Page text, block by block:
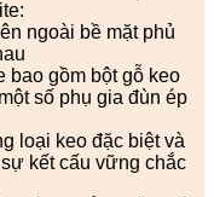
ngoài bề mặt phủ
bao gồm bột gỗ keo
số phụ gia đùn ép
loại keo đặc biệt và
kết cấu vững chắc